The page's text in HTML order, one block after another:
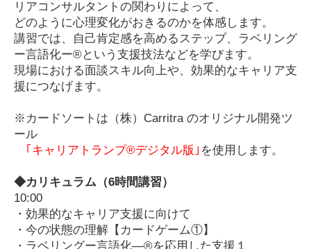
リアコンサルタントの関わりによって、
どのように心理変化がおきるのかを体感します。
講習では、自己肯定感を高めるステップ、ラベリング
ー言語化ー®という支援技法などを学びます。
現場における面談スキル向上や、効果的なキャリア支
援につなげます。
※カードソートは（株）Carritra のオリジナル開発ツ
ール
｢キャリアトランプ®デジタル版｣ を使用します。
◆カリキュラム （6時間講習）
10:00
・ 効果的なキャリア支援に向けて
・今の状態の理解【カードゲーム①】
・ラベリングー言語化―®を応用した支援１